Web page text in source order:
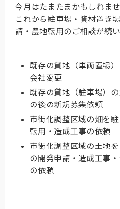
今月はたまたまかもしれま
これから駐車場・資材置き
請・農地転用のご相談が続い
既存の貸地（車両置場
会社変更
既存の貸地（駐車場）
の後の新規募集依頼
市街化調整区域の畑を
転用・造成工事の依頼
市街化調整区域の土地
の開発申請・造成工事
の依頼